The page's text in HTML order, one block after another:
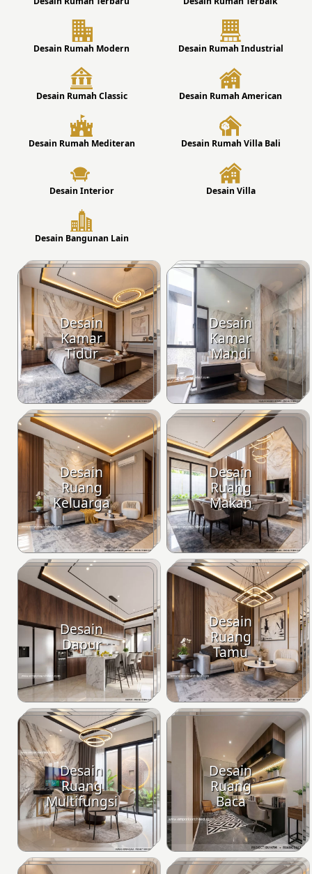
Desain Rumah Modern Desain Rumah Industrial
Desain Rumah Classic Desain Rumah American
Desain Rumah Mediteran Desain Rumah Villa Bali
Desain Interior Desain Villa
Desain Bangunan Lain
Desain
Kamar
Tidur
Desain
Kamar
Mandi
Desain
Ruang
Keluarga
Desain
Ruang
Makan
Desain
Dapur
Desain
Ruang
Tamu
Desain
Ruang
Multifungsi
Desain
Ruang
Baca